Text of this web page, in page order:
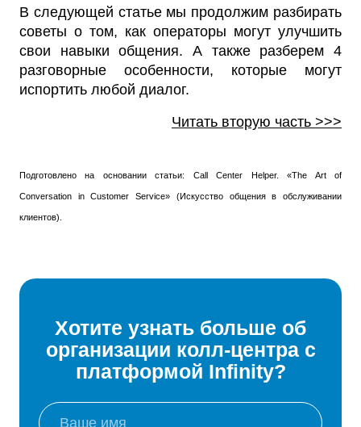
В следующей статье мы продолжим разбирать
советы о том, как операторы могут улучшить
свои навыки общения. А также разберем 4
разговорные особенности, которые могут
испортить любой диалог.
Читать вторую часть >>>
Подготовлено на основании статьи: Call Center Helper. «The Art of
Conversation in Customer Service» (Искусство общения в обслуживании
клиентов).
Хотите узнать больше об
организации колл-центра с
платформой Infinity?